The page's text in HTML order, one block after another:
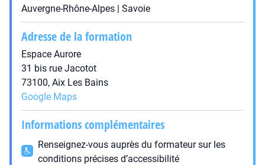
Auvergne-Rhône-Alpes | Savoie
Adresse de la formation
Espace Aurore
31 bis rue Jacotot
73100, Aix Les Bains
Google Maps
Informations complémentaires
Renseignez-vous auprès du formateur sur les
conditions précises d’accessibilité